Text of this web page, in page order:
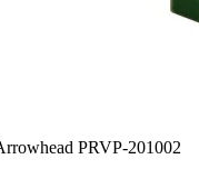
PRVP-201002